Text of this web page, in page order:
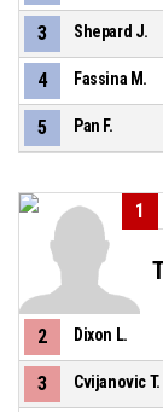
3 Shepard J.
4 Fassina M.
5 Pan F.
1
2 Dixon L.
3 Cvijanovic T.